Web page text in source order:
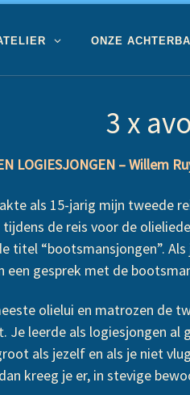
ONZE
3 x
LOGIESJONGEN – Willem
als 15-jarig mijn tweede
de reis voor de
titel “bootsmansjongen”.
een gesprek met de
olielui en matrozen de
Je leerde als logiesjongen al
als jezelf en als je niet
kreeg je er, in stevige